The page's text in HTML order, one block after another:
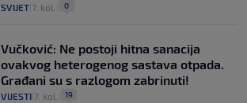
SVIJET 7. kol. 0
Vučković: Ne postoji hitna sanacija
ovakvog heterogenog sastava otpada.
Građani su s razlogom zabrinuti!
VIJESTI 7. kol. 19